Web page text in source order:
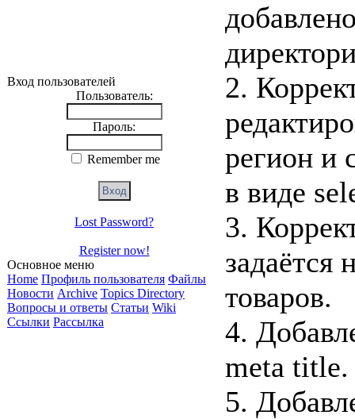
Вход пользователей
Пользователь:
Пароль:
Remember me
Lost Password?
Register now!
Основное меню
Home Профиль пользователя Файлы
Новости Archive Topics Directory
Вопросы и ответы Статьи Wiki
Ссылки Рассылка
2.
регион и
в виде
3.
задаётся
товаров.
4.
meta title.
5.